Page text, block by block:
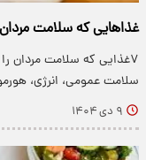
غذاهایی که سلامت
۷غذایی که سلامت مردان
سلامت عمومی، انرژی،
۹ دی ۱۴۰۴